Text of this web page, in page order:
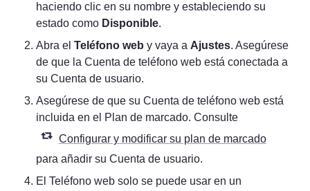
haciendo clic en su nombre y estableciendo su
estado como Disponible.
Abra el Teléfono web y vaya a Ajustes. Asegúrese
de que la Cuenta de teléfono web está conectada a
su Cuenta de usuario.
Asegúrese de que su Cuenta de teléfono web está
incluida en el Plan de marcado. Consulte
Configurar y modificar su plan de marcado
para añadir su Cuenta de usuario.
El Teléfono web solo se puede usar en un